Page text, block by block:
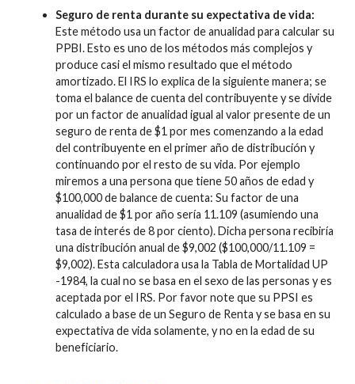
Seguro de renta durante su expectativa de vida:
Este método usa un factor de anualidad para calcular su
PPBI. Esto es uno de los métodos más complejos y
produce casi el mismo resultado que el método
amortizado. El IRS lo explica de la siguiente manera; se
toma el balance de cuenta del contribuyente y se divide
por un factor de anualidad igual al valor presente de un
seguro de renta de $1 por mes comenzando a la edad
del contribuyente en el primer año de distribución y
continuando por el resto de su vida. Por ejemplo
miremos a una persona que tiene 50 años de edad y
$100,000 de balance de cuenta: Su factor de una
anualidad de $1 por año sería 11.109 (asumiendo una
tasa de interés de 8 por ciento). Dicha persona recibiría
una distribución anual de $9,002 ($100,000/11.109 =
$9,002). Esta calculadora usa la Tabla de Mortalidad UP
-1984, la cual no se basa en el sexo de las personas y es
aceptada por el IRS. Por favor note que su PPSI es
calculado a base de un Seguro de Renta y se basa en su
expectativa de vida solamente, y no en la edad de su
beneficiario.